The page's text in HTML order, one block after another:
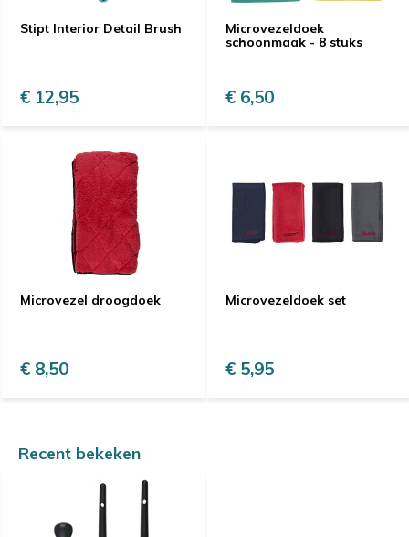
Stipt Interior Detail Brush
€ 12,95
Microvezeldoek
schoonmaak - 8 stuks
€ 6,50
Microvezel droogdoek
€ 8,50
Microvezeldoek set
€ 5,95
Recent bekeken